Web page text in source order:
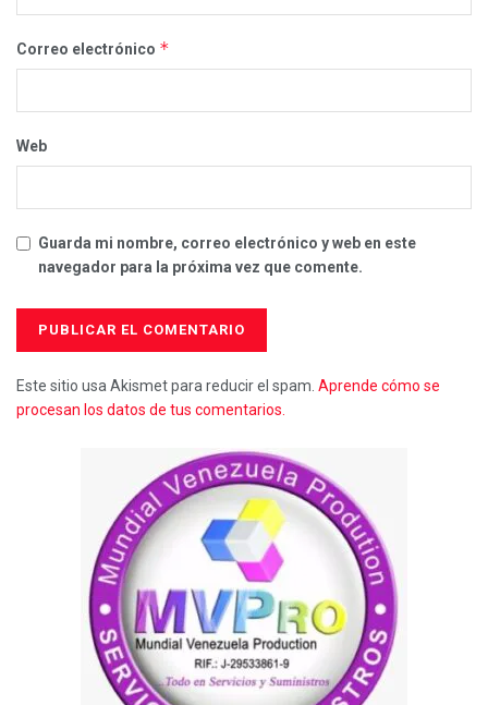
Correo electrónico *
Web
Guarda mi nombre, correo electrónico y web en este
navegador para la próxima vez que comente.
Este sitio usa Akismet para reducir el spam. Aprende cómo se
procesan los datos de tus comentarios.